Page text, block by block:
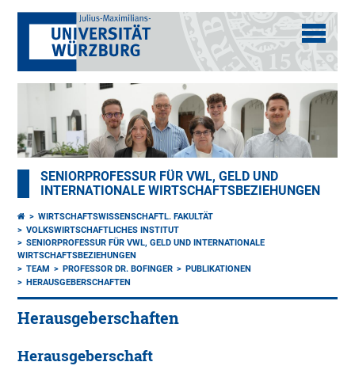
SENIORPROFESSUR FÜR VWL, GELD UND
INTERNATIONALE WIRTSCHAFTSBEZIEHUNGEN
WIRTSCHAFTSWISSENSCHAFTL. FAKULTÄT
VOLKSWIRTSCHAFTLICHES INSTITUT
SENIORPROFESSUR FÜR VWL, GELD UND INTERNATIONALE
WIRTSCHAFTSBEZIEHUNGEN
TEAM
PROFESSOR DR. BOFINGER
PUBLIKATIONEN
HERAUSGEBERSCHAFTEN
Herausgeberschaften
Herausgeberschaft